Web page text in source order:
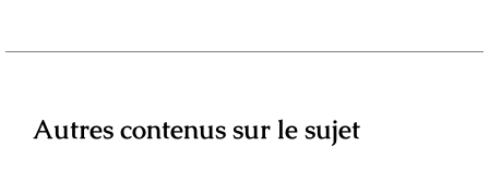
Autres contenus sur le sujet